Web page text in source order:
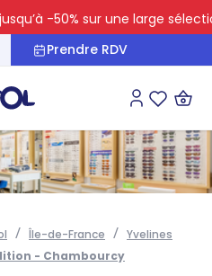
-50% sur une large sélection
Prendre RDV
Connexion
Île-de-France
Yvelines
- Chambourcy